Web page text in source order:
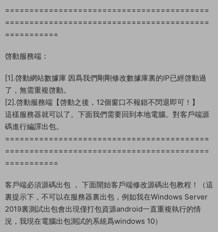
==========================================
===========
數據庫賬号：root
數據庫密碼：123456
==========================================
===========
啓動服務端：